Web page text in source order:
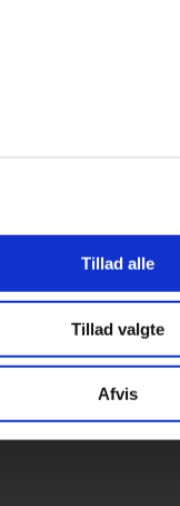
Tillad alle
Tillad valgte
Afvis

